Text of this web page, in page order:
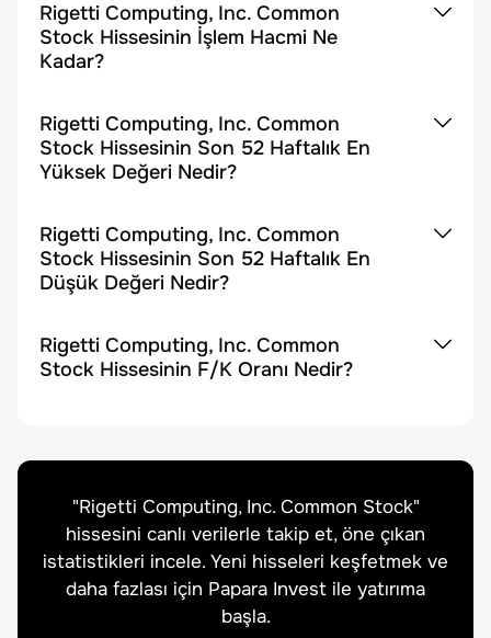
Rigetti Computing, Inc. Common
Stock Hissesinin İşlem Hacmi Ne
Kadar?
Rigetti Computing, Inc. Common
Stock Hissesinin Son 52 Haftalık En
Yüksek Değeri Nedir?
Rigetti Computing, Inc. Common
Stock Hissesinin Son 52 Haftalık En
Düşük Değeri Nedir?
Rigetti Computing, Inc. Common
Stock Hissesinin F/K Oranı Nedir?
"Rigetti Computing, Inc. Common Stock"
hissesini canlı verilerle takip et, öne çıkan
istatistikleri incele. Yeni hisseleri keşfetmek ve
daha fazlası için Papara Invest ile yatırıma
başla.